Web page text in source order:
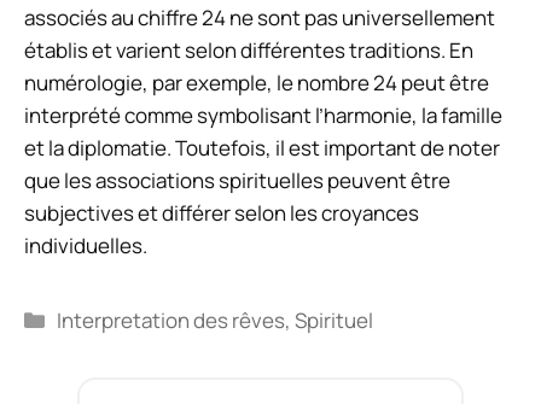
associés au chiffre 24 ne sont pas universellement
établis et varient selon différentes traditions. En
numérologie, par exemple, le nombre 24 peut être
interprété comme symbolisant l’harmonie, la famille
et la diplomatie. Toutefois, il est important de noter
que les associations spirituelles peuvent être
subjectives et différer selon les croyances
individuelles.
Catégories
Interpretation des rêves,Spirituel